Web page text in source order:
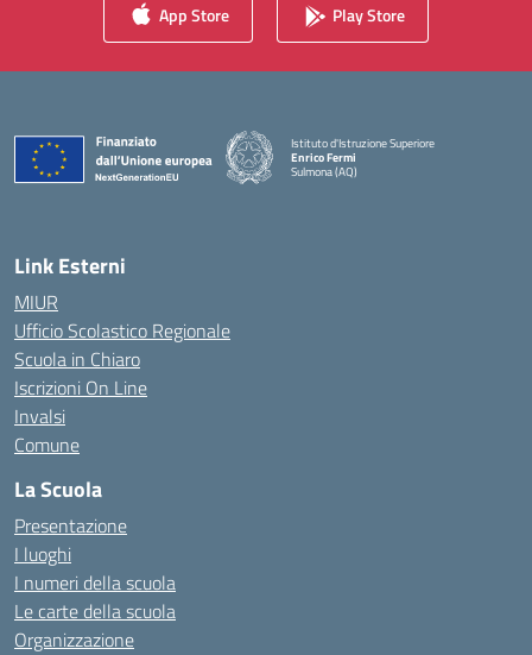
App Store Play Store
Istituto d'Istruzione Superiore
Enrico Fermi
Sulmona (AQ)
— Visita la pagina iniziale della scuola
Link Esterni
MIUR
Ufficio Scolastico Regionale
Scuola in Chiaro
Iscrizioni On Line
Invalsi
Comune
La Scuola
Presentazione
I luoghi
I numeri della scuola
Le carte della scuola
Organizzazione